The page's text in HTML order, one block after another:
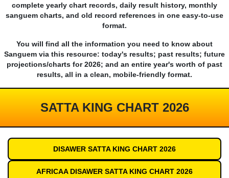
complete yearly chart records, daily result history, monthly
sanguem charts, and old record references in one easy-to-use
format.
You will find all the information you need to know about
Sanguem via this resource: today's results; past results; future
projections/charts for 2026; and an entire year's worth of past
results, all in a clean, mobile-friendly format.
SATTA KING CHART 2026
DISAWER SATTA KING CHART 2026
AFRICAA DISAWER SATTA KING CHART 2026